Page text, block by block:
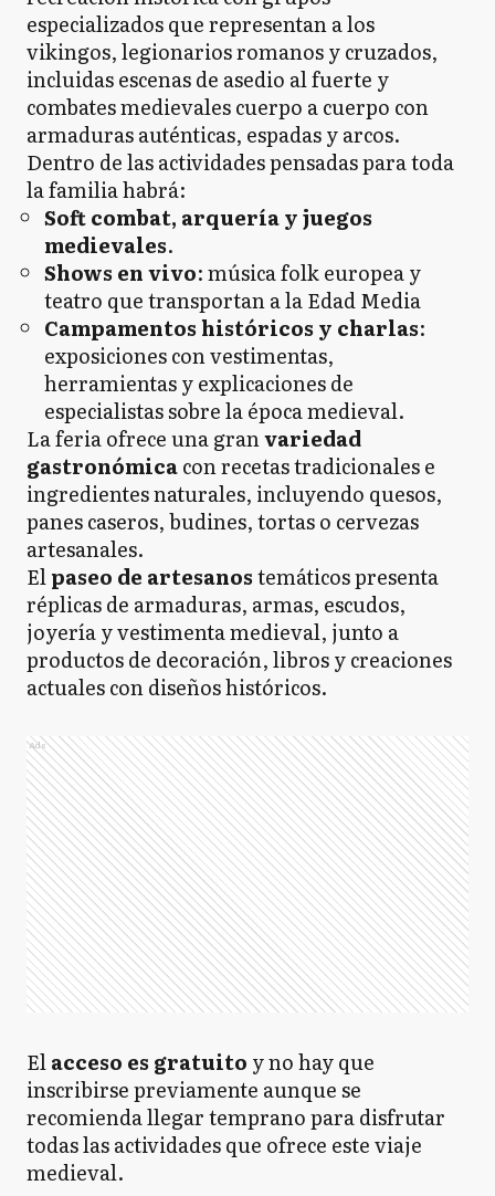
especializados que representan a los
vikingos, legionarios romanos y cruzados,
incluidas escenas de asedio al fuerte y
combates medievales cuerpo a cuerpo con
armaduras auténticas, espadas y arcos.
Dentro de las actividades pensadas para toda
la familia habrá:
Soft combat, arquería y juegos
medievales.
Shows en vivo: música folk europea y
teatro que transportan a la Edad Media
Campamentos históricos y charlas:
exposiciones con vestimentas,
herramientas y explicaciones de
especialistas sobre la época medieval.
La feria ofrece una granvariedad
gastronómicacon recetas tradicionales e
ingredientes naturales, incluyendo quesos,
panes caseros, budines, tortas o cervezas
artesanales.
Elpaseo de artesanostemáticos presenta
réplicas de armaduras, armas, escudos,
joyería y vestimenta medieval, junto a
productos de decoración, libros y creaciones
actuales con diseños históricos.
Ads
Elacceso es gratuito y no hay que
inscribirse previamente aunque se
recomienda llegar temprano para disfrutar
todas las actividades que ofrece este viaje
medieval.